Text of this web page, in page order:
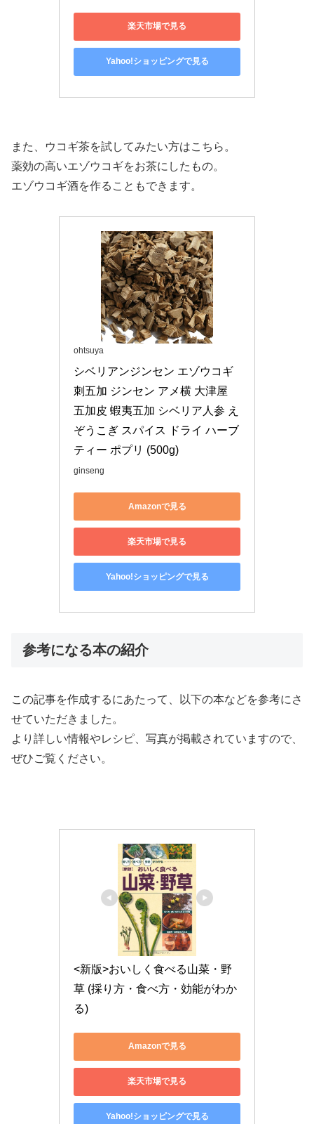
楽天市場で見る
Yahoo!ショッピングで見る
また、ウコギ茶を試してみたい方はこちら。
薬効の高いエゾウコギをお茶にしたもの。
エゾウコギ酒を作ることもできます。
ohtsuya
シベリアンジンセン エゾウコギ
刺五加 ジンセン アメ横 大津屋
五加皮 蝦夷五加 シベリア人参 え
ぞうこぎ スパイス ドライ ハーブ
ティー ポプリ (500g)
ginseng
Amazonで見る
楽天市場で見る
Yahoo!ショッピングで見る
参考になる本の紹介
この記事を作成するにあたって、以下の本などを参考にさ
せていただきました。
より詳しい情報やレシピ、写真が掲載されていますので、
ぜひご覧ください。
<新版>おいしく食べる山菜・野
草 (採り方・食べ方・効能がわか
る)
Amazonで見る
楽天市場で見る
Yahoo!ショッピングで見る